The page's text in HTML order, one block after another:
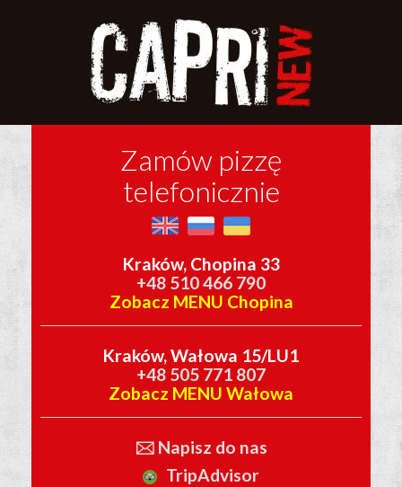
Zamów pizzę
telefonicznie
Kraków, Chopina 33
+48 510 466 790
Zobacz MENU Chopina
Kraków, Wałowa 15/LU1
+48 505 771 807
Zobacz MENU Wałowa
🖂 Napisz do nas
TripAdvisor